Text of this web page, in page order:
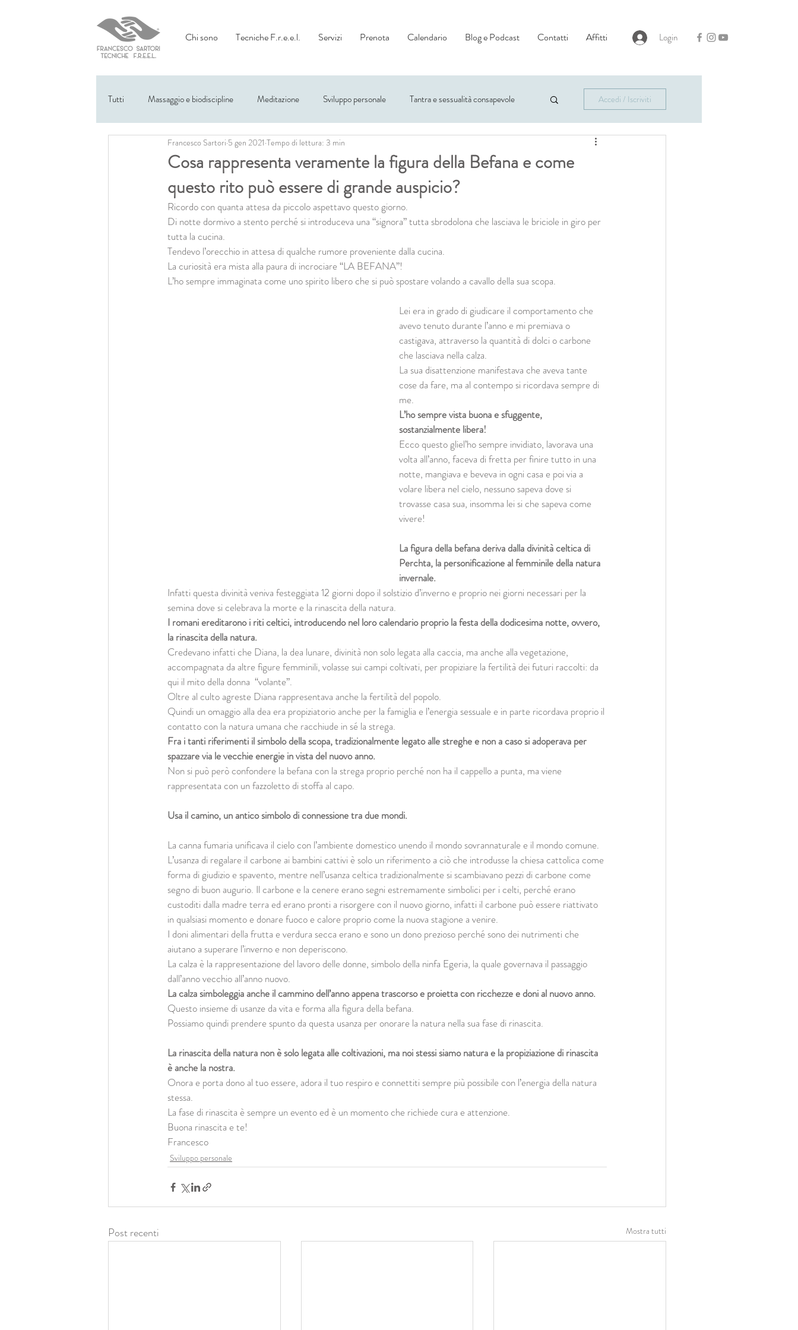
Chi sono Tecniche F.r.e.e.l. Servizi Prenota Calendario Blog e Podcast Contatti Affitti Login
Tutti Massaggio e biodiscipline Meditazione Sviluppo personale Tantra e sessualità consapevole Accedi / Iscriviti
Cosa rappresenta veramente la figura della Befana e come
questo rito può essere di grande auspicio?
Francesco Sartori 5 gen 2021 Tempo di lettura: 3 min
Ricordo con quanta attesa da piccolo aspettavo questo giorno.
Di notte dormivo a stento perché si introduceva una “signora” tutta sbrodolona che lasciava le briciole in giro per
tutta la cucina.
Tendevo l’orecchio in attesa di qualche rumore proveniente dalla cucina.
La curiosità era mista alla paura di incrociare “LA BEFANA”!
L’ho sempre immaginata come uno spirito libero che si può spostare volando a cavallo della sua scopa.
Lei era in grado di giudicare il comportamento che
avevo tenuto durante l’anno e mi premiava o
castigava, attraverso la quantità di dolci o carbone
che lasciava nella calza.
La sua disattenzione manifestava che aveva tante
cose da fare, ma al contempo si ricordava sempre di
me.
L’ho sempre vista buona e sfuggente,
sostanzialmente libera!
Ecco questo gliel’ho sempre invidiato, lavorava una
volta all’anno, faceva di fretta per finire tutto in una
notte, mangiava e beveva in ogni casa e poi via a
volare libera nel cielo, nessuno sapeva dove si
trovasse casa sua, insomma lei si che sapeva come
vivere!
La figura della befana deriva dalla divinità celtica di
Perchta, la personificazione al femminile della natura
invernale.
Infatti questa divinità veniva festeggiata 12 giorni dopo il solstizio d’inverno e proprio nei giorni necessari per la
semina dove si celebrava la morte e la rinascita della natura.
I romani ereditarono i riti celtici, introducendo nel loro calendario proprio la festa della dodicesima notte, ovvero,
la rinascita della natura.
Credevano infatti che Diana, la dea lunare, divinità non solo legata alla caccia, ma anche alla vegetazione,
accompagnata da altre figure femminili, volasse sui campi coltivati, per propiziare la fertilità dei futuri raccolti: da
qui il mito della donna  “volante”.
Oltre al culto agreste Diana rappresentava anche la fertilità del popolo.
Quindi un omaggio alla dea era propiziatorio anche per la famiglia e l’energia sessuale e in parte ricordava proprio il
contatto con la natura umana che racchiude in sé la strega.
Fra i tanti riferimenti il simbolo della scopa, tradizionalmente legato alle streghe e non a caso si adoperava per
spazzare via le vecchie energie in vista del nuovo anno.
Non si può però confondere la befana con la strega proprio perché non ha il cappello a punta, ma viene
rappresentata con un fazzoletto di stoffa al capo.
Usa il camino, un antico simbolo di connessione tra due mondi.
La canna fumaria unificava il cielo con l’ambiente domestico unendo il mondo sovrannaturale e il mondo comune.
L’usanza di regalare il carbone ai bambini cattivi è solo un riferimento a ciò che introdusse la chiesa cattolica come
forma di giudizio e spavento, mentre nell’usanza celtica tradizionalmente si scambiavano pezzi di carbone come
segno di buon augurio. Il carbone e la cenere erano segni estremamente simbolici per i celti, perché erano
custoditi dalla madre terra ed erano pronti a risorgere con il nuovo giorno, infatti il carbone può essere riattivato
in qualsiasi momento e donare fuoco e calore proprio come la nuova stagione a venire.
I doni alimentari della frutta e verdura secca erano e sono un dono prezioso perché sono dei nutrimenti che
aiutano a superare l’inverno e non deperiscono.
La calza è la rappresentazione del lavoro delle donne, simbolo della ninfa Egeria, la quale governava il passaggio
dall’anno vecchio all’anno nuovo.
La calza simboleggia anche il cammino dell’anno appena trascorso e proietta con ricchezze e doni al nuovo anno.
Questo insieme di usanze da vita e forma alla figura della befana.
Possiamo quindi prendere spunto da questa usanza per onorare la natura nella sua fase di rinascita.
La rinascita della natura non è solo legata alle coltivazioni, ma noi stessi siamo natura e la propiziazione di rinascita
è anche la nostra.
Onora e porta dono al tuo essere, adora il tuo respiro e connettiti sempre più possibile con l’energia della natura
stessa.
La fase di rinascita è sempre un evento ed è un momento che richiede cura e attenzione.
Buona rinascita e te!
Francesco
Sviluppo personale
Post recenti Mostra tutti